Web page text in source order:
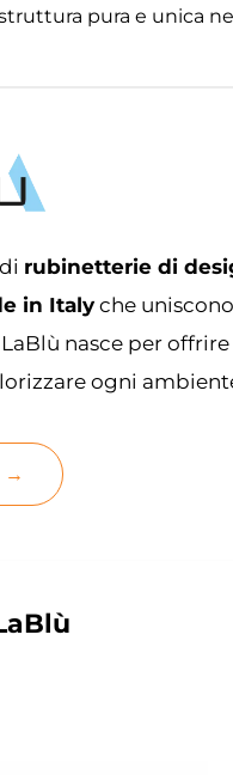
pura e unica
rubinetterie di
in Italyche
nasce per
ogni
→